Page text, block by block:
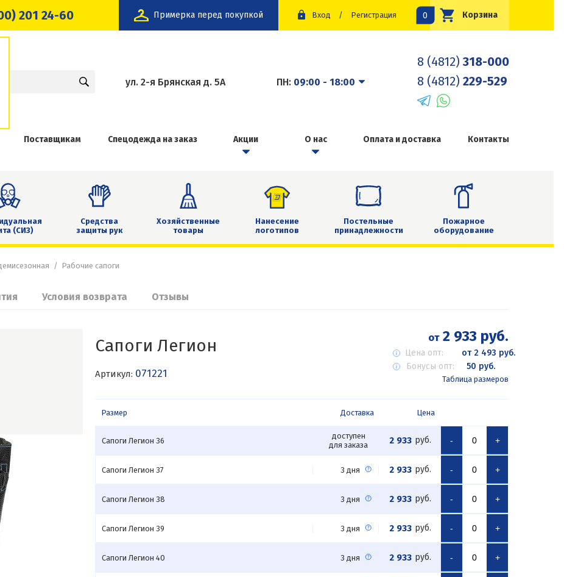
201 24-60 Примерка перед покупкой Вход / Регистрация Корзина
0
ул. 2-я Брянская д. 5А ПН: 09:00 - 18:00
8 (4812) 318-000
8 (4812) 229-529
Поставщикам Спецодежда на заказ Акции О нас Оплата и доставка Контакты
(СИЗ)
Средства
защиты рук
Хозяйственные
товары
Нанесение
логотипов
Постельные
принадлежности
Пожарное
оборудование
Рабочие сапоги
Условия возврата Отзывы
Сапоги Легион
Артикул: 071221
от2 933 руб.
Цена опт:
от 2 493 руб.
Бонусы опт:
50 руб.
Таблица размеров
Размер Доставка Цена
Сапоги Легион 36
доступен
для заказа
2 933 руб. - +
Сапоги Легион 37 3 дня 2 933 руб. - +
Сапоги Легион 38 3 дня 2 933 руб. - +
Сапоги Легион 39 3 дня 2 933 руб. - +
Сапоги Легион 40 3 дня 2 933 руб. - +